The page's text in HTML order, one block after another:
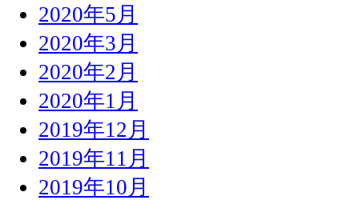
2020年5月
2020年3月
2020年2月
2020年1月
2019年12月
2019年11月
2019年10月